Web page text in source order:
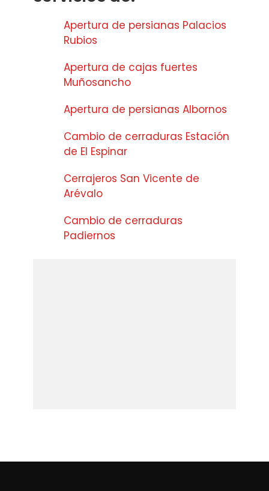
Apertura de persianas Palacios
Rubios
Apertura de cajas fuertes
Muñosancho
Apertura de persianas Albornos
Cambio de cerraduras Estación
de El Espinar
Cerrajeros San Vicente de
Arévalo
Cambio de cerraduras
Padiernos